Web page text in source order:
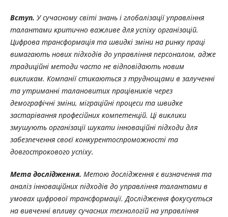
Вступ. У сучасному світі знань і глобалізації управління
талантами критично важливе для успіху організацій.
Цифрова трансформація та швидкі зміни на ринку праці
вимагають нових підходів до управління персоналом, адже
традиційні методи часто не відповідають новим
викликам. Компанії стикаються з труднощами в залученні
та утриманні талановитих працівників через
демографічні зміни, міграційні процеси та швидке
застарівання професійних компетенцій. Ці виклики
змушують організації шукати інноваційні підходи для
забезпечення своєї конкурентоспроможності та
довгострокового успіху.
Мета дослідження. Метою дослідження є визначення та
аналіз інноваційних підходів до управління талантами в
умовах цифрової трансформації. Дослідження фокусується
на вивченні впливу сучасних технологій на управління